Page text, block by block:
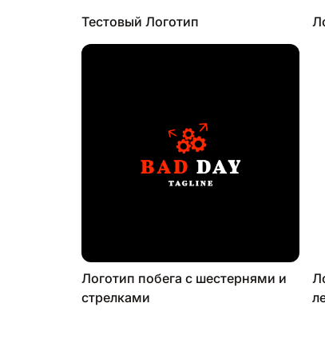
Тестовый Логотип
Логотип побега с шестернями и
стрелками